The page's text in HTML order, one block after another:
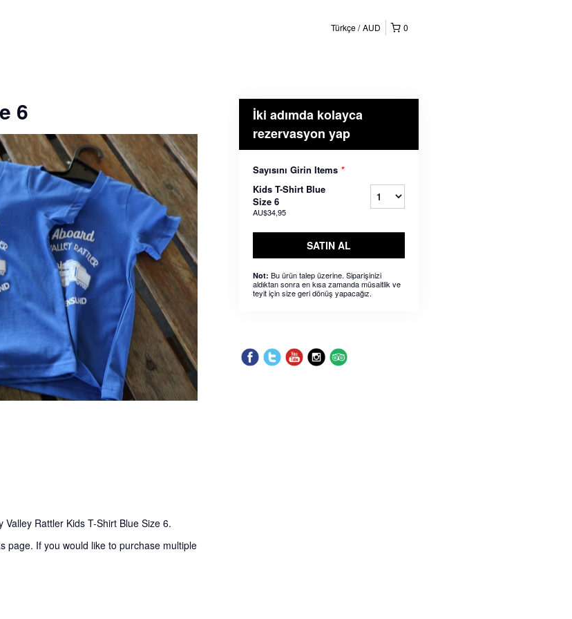
0
Türkçe AUD
6
Rattler Kids T-Shirt Blue Size 6.
page. If you would like to purchase multiple
İki adımda kolayca
rezervasyon yap
Sayısını Girin Items *
Kids T-Shirt Blue
Size 6
AU$34,95
SATIN AL
Not: Bu ürün talep üzerine. Siparişinizi
aldıktan sonra en kısa zamanda müsaitlik ve
teyit için size geri dönüş yapacağız.